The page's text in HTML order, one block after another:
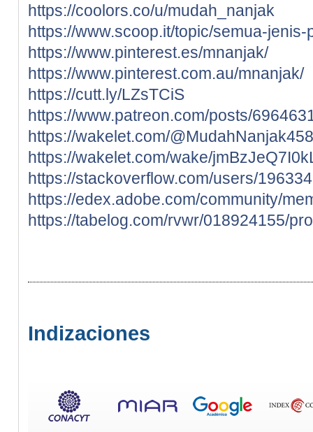
https://coolors.co/u/mudah_nanjak
https://www.scoop.it/topic/semua-
https://www.pinterest.es/mnanjak/
https://www.pinterest.com.au/mnanjak/
https://cutt.ly/LZsTCiS
https://www.patreon.com/posts/
https://wakelet.com/@MudahNanjak458
https://wakelet.com/wake/
https://stackoverflow.com/users/
https://edex.adobe.com/community/
https://tabelog.com/rvwr/018924155/
Indizaciones